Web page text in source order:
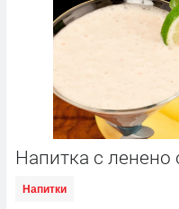
Напитка с ленено
Напитки